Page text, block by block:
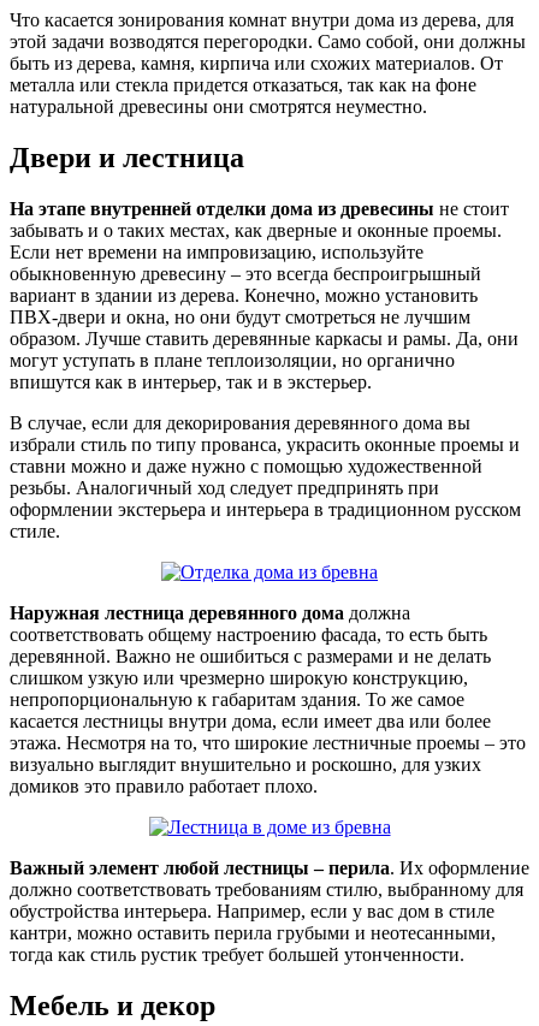
Что касается зонирования комнат внутри дома из дерева, для
этой задачи возводятся перегородки. Само собой, они должны
быть из дерева, камня, кирпича или схожих материалов. От
металла или стекла придется отказаться, так как на фоне
натуральной древесины они смотрятся неуместно.
Двери и лестница
На этапе внутренней отделки дома из древесины не стоит
забывать и о таких местах, как дверные и оконные проемы.
Если нет времени на импровизацию, используйте
обыкновенную древесину – это всегда беспроигрышный
вариант в здании из дерева. Конечно, можно установить
ПВХ-двери и окна, но они будут смотреться не лучшим
образом. Лучше ставить деревянные каркасы и рамы. Да, они
могут уступать в плане теплоизоляции, но органично
впишутся как в интерьер, так и в экстерьер.
В случае, если для декорирования деревянного дома вы
избрали стиль по типу прованса, украсить оконные проемы и
ставни можно и даже нужно с помощью художественной
резьбы. Аналогичный ход следует предпринять при
оформлении экстерьера и интерьера в традиционном русском
стиле.
Наружная лестница деревянного дома должна
соответствовать общему настроению фасада, то есть быть
деревянной. Важно не ошибиться с размерами и не делать
слишком узкую или чрезмерно широкую конструкцию,
непропорциональную к габаритам здания. То же самое
касается лестницы внутри дома, если имеет два или более
этажа. Несмотря на то, что широкие лестничные проемы – это
визуально выглядит внушительно и роскошно, для узких
домиков это правило работает плохо.
Важный элемент любой лестницы – перила. Их оформление
должно соответствовать требованиям стилю, выбранному для
обустройства интерьера. Например, если у вас дом в стиле
кантри, можно оставить перила грубыми и неотесанными,
тогда как стиль рустик требует большей утонченности.
Мебель и декор